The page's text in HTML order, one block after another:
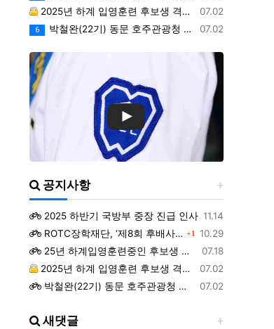
등록일
07.02
2025년 하계 입영훈련 후보생 격려방문 안내 - 7월9일(수)
등록일
07.02
6 박철완(22기) 동문 호주관광청 주관 - 호주 추억전에 한국화 최초 초청 전시회
공지사항
등록일
11.14
2025 하반기 국방부 중장 진급 인사
등록일
10.29
ROTC장학재단, ‘제8회 후배사랑 골프대회’ 열어.. 장학기금 3억 7,620만원 조성 1
등록일
07.18
25년 하계입영훈련중인 후보생 위문 후기
등록일
07.02
2025년 하계 입영훈련 후보생 격려방문 안내 - 7월9일(수)
등록일
07.02
박철완(22기) 동문 호주관광청 주관 - 호주 추억전에 한국화 최초 초청 전시회
등록일
05.02
ROTC 육성 및 지원 특별법 공청회
새댓글